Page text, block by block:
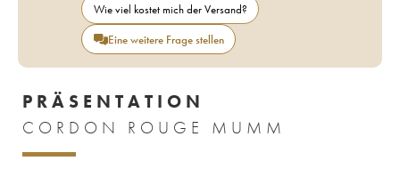
Wie viel kostet mich der Versand?
Eine weitere Frage stellen
PRÄSENTATION
CORDON ROUGE MUMM